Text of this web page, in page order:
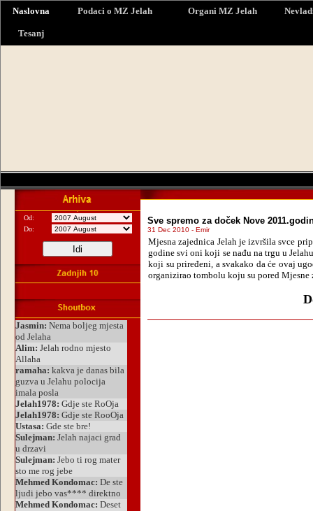
Naslovna Podaci o MZ Jelah Organi MZ Jelah
Tesanj
Od:
Do:
Sve spremo za doček Nove
31 Dec 2010 - Emir
Mjesna zajednica Jelah je izvršila svce
godine svi oni koji se nađu na trgu u
koji su priređeni, a svakako da će ovaj
organizirao tombolu koju su pored